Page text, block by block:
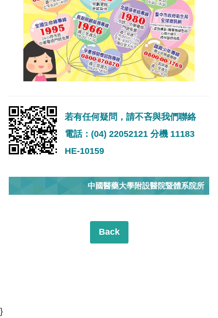
若有任何疑問，請不吝與我們聯絡
電話：(04) 22052121 分機 11183
HE-10159
中國醫藥大學附設醫院暨體系院所
Back
}